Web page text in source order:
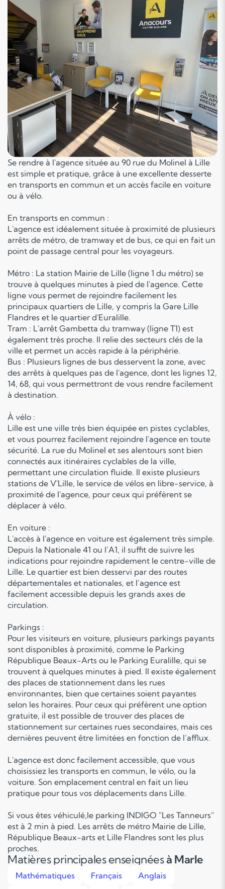
Se rendre à l'agence située au 90 rue du Molinel à Lille
est simple et pratique, grâce à une excellente desserte
en transports en commun et un accès facile en voiture
ou à vélo.
En transports en commun :
L'agence est idéalement située à proximité de plusieurs
arrêts de métro, de tramway et de bus, ce qui en fait un
point de passage central pour les voyageurs.
Métro : La station Mairie de Lille (ligne 1 du métro) se
trouve à quelques minutes à pied de l'agence. Cette
ligne vous permet de rejoindre facilement les
principaux quartiers de Lille, y compris la Gare Lille
Flandres et le quartier d'Euralille.
Tram : L'arrêt Gambetta du tramway (ligne T1) est
également très proche. Il relie des secteurs clés de la
ville et permet un accès rapide à la périphérie.
Bus : Plusieurs lignes de bus desservent la zone, avec
des arrêts à quelques pas de l'agence, dont les lignes 12,
14, 68, qui vous permettront de vous rendre facilement
à destination.
À vélo :
Lille est une ville très bien équipée en pistes cyclables,
et vous pourrez facilement rejoindre l'agence en toute
sécurité. La rue du Molinel et ses alentours sont bien
connectés aux itinéraires cyclables de la ville,
permettant une circulation fluide. Il existe plusieurs
stations de V'Lille, le service de vélos en libre-service, à
proximité de l'agence, pour ceux qui préfèrent se
déplacer à vélo.
En voiture :
L'accès à l'agence en voiture est également très simple.
Depuis la Nationale 41 ou l’A1, il suffit de suivre les
indications pour rejoindre rapidement le centre-ville de
Lille. Le quartier est bien desservi par des routes
départementales et nationales, et l’agence est
facilement accessible depuis les grands axes de
circulation.
Parkings :
Pour les visiteurs en voiture, plusieurs parkings payants
sont disponibles à proximité, comme le Parking
République Beaux-Arts ou le Parking Euralille, qui se
trouvent à quelques minutes à pied. Il existe également
des places de stationnement dans les rues
environnantes, bien que certaines soient payantes
selon les horaires. Pour ceux qui préfèrent une option
gratuite, il est possible de trouver des places de
stationnement sur certaines rues secondaires, mais ces
dernières peuvent être limitées en fonction de l’afflux.
L'agence est donc facilement accessible, que vous
choisissiez les transports en commun, le vélo, ou la
voiture. Son emplacement central en fait un lieu
pratique pour tous vos déplacements dans Lille.
Si vous êtes véhiculé,le parking INDIGO "Les Tanneurs"
est à 2 min à pied. Les arrêts de métro Mairie de Lille,
République Beaux-arts et Lille Flandres sont les plus
proches.
Matières principales enseignéesà Marle
Mathématiques Français Anglais